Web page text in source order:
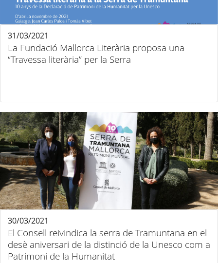
La Fundació Mallorca Literària proposa una
“Travessa literària” per la Serra
31/03/2021
El Consell reivindica la serra de Tramuntana en el
desè aniversari de la distinció de la Unesco com a
Patrimoni de la Humanitat
30/03/2021